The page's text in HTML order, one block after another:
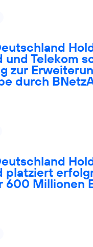
und Telekom
zur
durch
platziert
600 Millionen